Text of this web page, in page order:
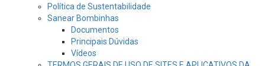
Política de Sustentabilidade
Sanear Bombinhas
Documentos
Principais Dúvidas
Vídeos